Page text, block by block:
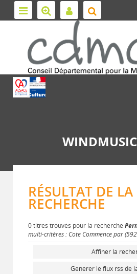
RÉSULTAT DE LA
RECHERCHE
0 titres trouvés pour la recherche
multi-critères : Cote Commence par
Affiner la
Générer le flux rss de